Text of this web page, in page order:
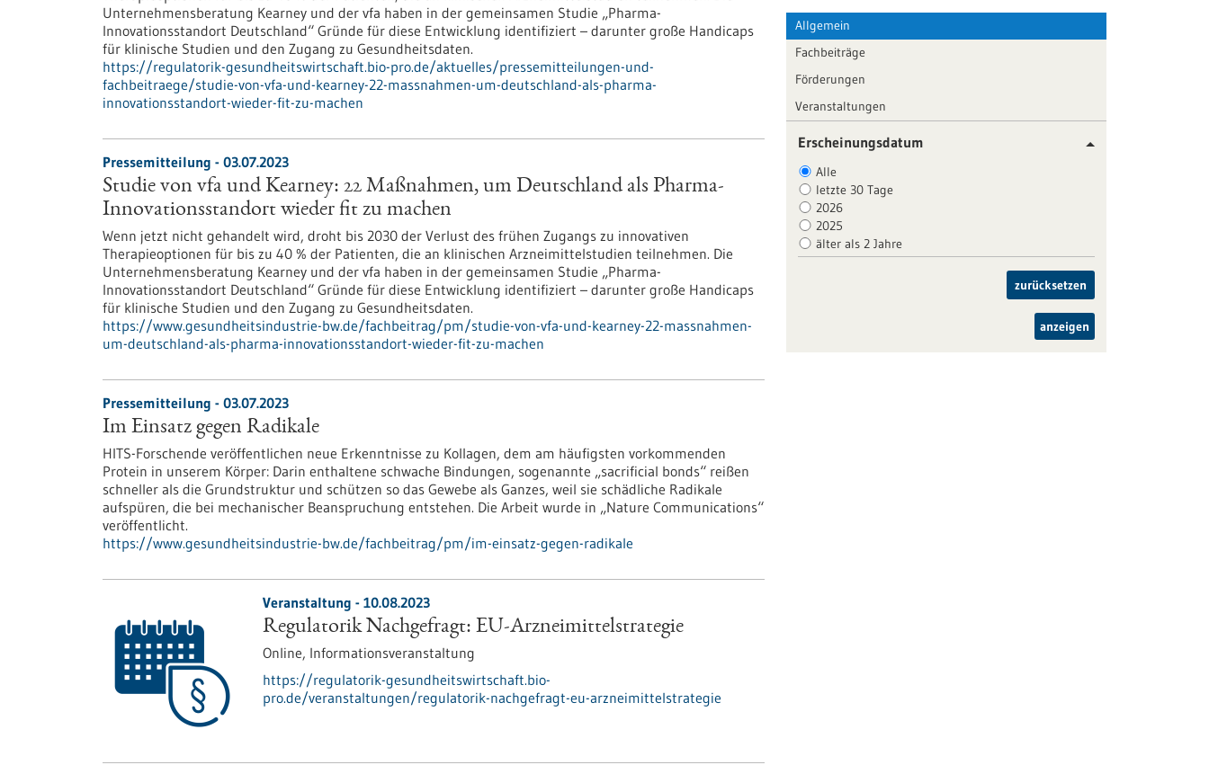
Unternehmensberatung Kearney und der vfa haben in der gemeinsamen Studie „Pharma-
Innovationsstandort Deutschland“ Gründe für diese Entwicklung identifiziert – darunter große Handicaps
für klinische Studien und den Zugang zu Gesundheitsdaten.
https://regulatorik-gesundheitswirtschaft.bio-pro.de/aktuelles/pressemitteilungen-und-
fachbeitraege/studie-von-vfa-und-kearney-22-massnahmen-um-deutschland-als-pharma-
innovationsstandort-wieder-fit-zu-machen
Pressemitteilung - 03.07.2023
Studie von vfa und Kearney: 22 Maßnahmen, um Deutschland als Pharma-
Innovationsstandort wieder fit zu machen
Wenn jetzt nicht gehandelt wird, droht bis 2030 der Verlust des frühen Zugangs zu innovativen
Therapieoptionen für bis zu 40 % der Patienten, die an klinischen Arzneimittelstudien teilnehmen. Die
Unternehmensberatung Kearney und der vfa haben in der gemeinsamen Studie „Pharma-
Innovationsstandort Deutschland“ Gründe für diese Entwicklung identifiziert – darunter große Handicaps
für klinische Studien und den Zugang zu Gesundheitsdaten.
https://www.gesundheitsindustrie-bw.de/fachbeitrag/pm/studie-von-vfa-und-kearney-22-massnahmen-
um-deutschland-als-pharma-innovationsstandort-wieder-fit-zu-machen
Pressemitteilung - 03.07.2023
Im Einsatz gegen Radikale
HITS-Forschende veröffentlichen neue Erkenntnisse zu Kollagen, dem am häufigsten vorkommenden
Protein in unserem Körper: Darin enthaltene schwache Bindungen, sogenannte „sacrificial bonds“ reißen
schneller als die Grundstruktur und schützen so das Gewebe als Ganzes, weil sie schädliche Radikale
aufspüren, die bei mechanischer Beanspruchung entstehen. Die Arbeit wurde in „Nature Communications“
veröffentlicht.
https://www.gesundheitsindustrie-bw.de/fachbeitrag/pm/im-einsatz-gegen-radikale
Veranstaltung - 10.08.2023
Regulatorik Nachgefragt: EU-Arzneimittelstrategie
Online, Informationsveranstaltung
https://regulatorik-gesundheitswirtschaft.bio-
pro.de/veranstaltungen/regulatorik-nachgefragt-eu-arzneimittelstrategie
Allgemein
Fachbeiträge
Förderungen
Veranstaltungen
Erscheinungsdatum
Alle
letzte 30 Tage
2026
2025
älter als 2 Jahre
zurücksetzen
anzeigen